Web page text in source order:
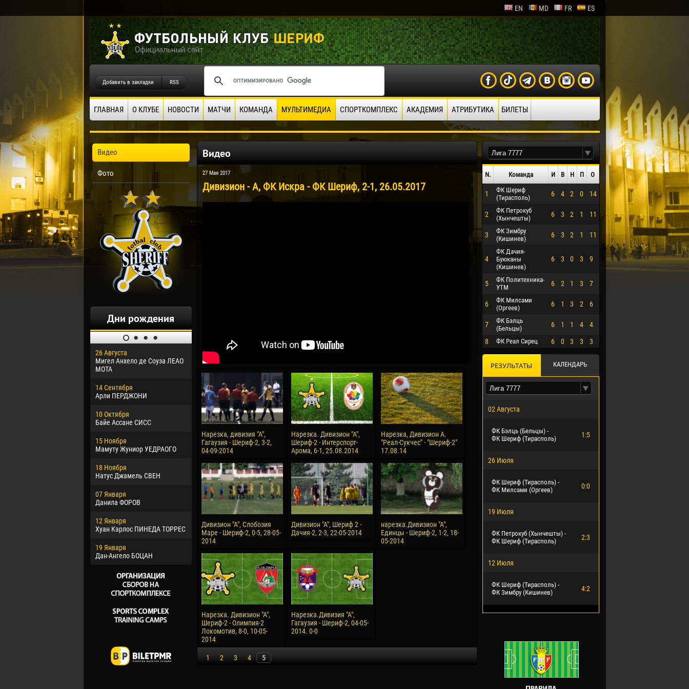
EN MD FR ES
Добавить в закладки RSS
ГЛАВНАЯ О КЛУБЕ НОВОСТИ МАТЧИ КОМАНДА МУЛЬТИМЕДИА СПОРТКОМПЛЕКС АКАДЕМИЯ АТРИБУТИКА БИЛЕТЫ
Видео
Фото
Дни рождения
26 Августа
Мигел Анхело де Соуза ЛЕАО
МОТА
14 Сентября
Арли ПЕРДЖОНИ
10 Октября
Байе Ассане СИСС
15 Ноября
Мамуту Жуниор УЕДРАОГО
18 Ноября
Натус Джамель СВЕН
07 Января
Данила ФОРОВ
12 Января
Хуан Карлос ПИНЕДА ТОРРЕС
19 Января
Дан-Ангело БОЦАН
30 Января
Дорасо Морео КЛАС
24 Февраля
Владислав КОСТИН
02 Марта
Вячеслав КОЗМА
09 Марта
Эммануэль АФЕТСЕ
Хайдер Морено АСПРИЛЬЯ
22 Марта
Самба КОНЕ
26 Марта
Витор Уго Морайс де
ОЛИВЕЙРА
Раи ЛОПЕС ДЕ ОЛИВЕЙРА
04 Мая
13 Мая
Ренат ЖОСАН
24 Мая
Николай ЧЕБОТАРЬ
15 Июня
Конан Жорес-Ульрих ЛУКУ
Виктор ЧУМАШУ
28 Июня
Сумаила МАГАССУБА
10 Июля
Бурама ФОМБА
21 Июля
Эмиль ТЫМБУР
24 Июля
Михаил КОРОТКОВ
27 Июля
Владимир ФРАТЯ
Видео
27 Мая 2017
Дивизион - А, ФК Искра - ФК Шериф, 2-1, 26.05.2017
Нарезка, дивизия "А",
Гагаузия - Шериф-2, 3-2,
04-09-2014
Нарезка. Дивизион "А",
Шериф-2 - Интерспорт-
Арома, 6-1, 25.08.2014
Нарезка, Дивизион А.
"Реал-Сукчес" - "Шериф-2"
17.08.14
Дивизион "А", Слобозия
Маре - Шериф-2, 0-5, 28-05-
2014
Дивизион "А", Шериф 2 -
Дачия-2, 2-3, 22-05-2014
нарезка.Дивизион "А",
Единцы - Шериф-2, 1-2, 18-
05-2014
Нарезка. Дивизион "А",
Шериф-2 - Олимпия-2
Локомотив, 8-0, 10-05-
2014
Нарезка.Дивизия "А",
Гагаузия - Шериф-2, 04-05-
2014. 0-0
1 2 3 4 5
N. Команда И В Н П О
1
ФК Шериф
(Тирасполь)
6 4 2 0 14
2
ФК Петрокуб
(Хынчешты)
6 3 2 1 11
3
ФК Зимбру
(Кишинев)
6 3 2 1 11
4
ФК Дачия-
Буюканы
(Кишинев)
6 3 0 3 9
5
ФК Политехника-
УТМ
6 2 1 3 7
6
ФК Милсами
(Оргеев)
6 1 3 2 6
7
ФК Бэлць
(Бельцы)
6 1 1 4 4
8 ФК Реал Сирец 6 0 3 3 3
РЕЗУЛЬТАТЫ КАЛЕНДАРЬ
02 Августа
ФК Бэлць (Бельцы) -
ФК Шериф (Тирасполь)
1:5
26 Июля
ФК Шериф (Тирасполь) -
ФК Милсами (Оргеев)
0:0
19 Июля
ФК Петрокуб (Хынчешты) -
ФК Шериф (Тирасполь)
2:3
12 Июля
ФК Шериф (Тирасполь) -
ФК Зимбру (Кишинев)
4:2